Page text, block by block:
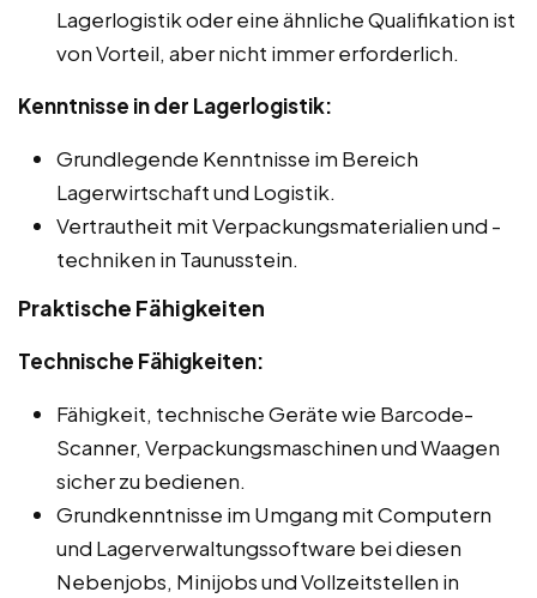
Lagerlogistik oder eine ähnliche Qualifikation ist
von Vorteil, aber nicht immer erforderlich.
Kenntnisse in der Lagerlogistik:
Grundlegende Kenntnisse im Bereich
Lagerwirtschaft und Logistik.
Vertrautheit mit Verpackungsmaterialien und -
techniken in Taunusstein.
Praktische Fähigkeiten
Technische Fähigkeiten:
Fähigkeit, technische Geräte wie Barcode-
Scanner, Verpackungsmaschinen und Waagen
sicher zu bedienen.
Grundkenntnisse im Umgang mit Computern
und Lagerverwaltungssoftware bei diesen
Nebenjobs, Minijobs und Vollzeitstellen in